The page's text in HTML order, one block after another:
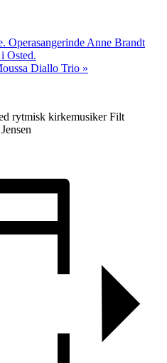
Operasangerinde Anne Brandt
Osted.
Diallo Trio »
rytmisk kirkemusiker Filt